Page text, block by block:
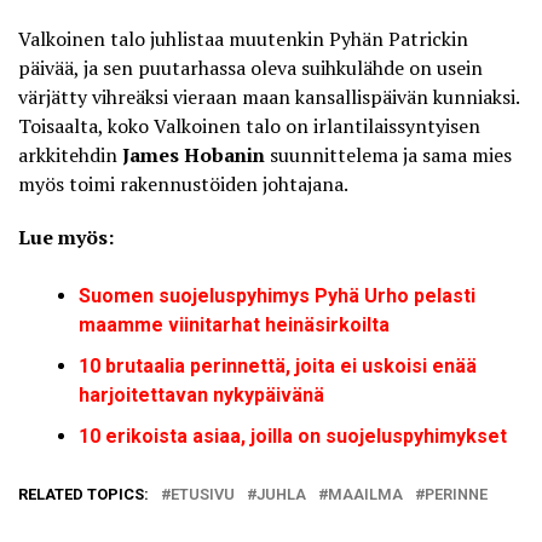
Valkoinen talo juhlistaa muutenkin Pyhän Patrickin
päivää, ja sen puutarhassa oleva suihkulähde on usein
värjätty vihreäksi vieraan maan kansallispäivän kunniaksi.
Toisaalta, koko Valkoinen talo on irlantilaissyntyisen
arkkitehdinJames Hobanin suunnittelema ja sama mies
myös toimi rakennustöiden johtajana.
Lue myös:
Suomen suojeluspyhimys Pyhä Urho pelasti
maamme viinitarhat heinäsirkoilta
10 brutaalia perinnettä, joita ei uskoisi enää
harjoitettavan nykypäivänä
10 erikoista asiaa, joilla on suojeluspyhimykset
RELATED TOPICS: ETUSIVU JUHLA MAAILMA PERINNE